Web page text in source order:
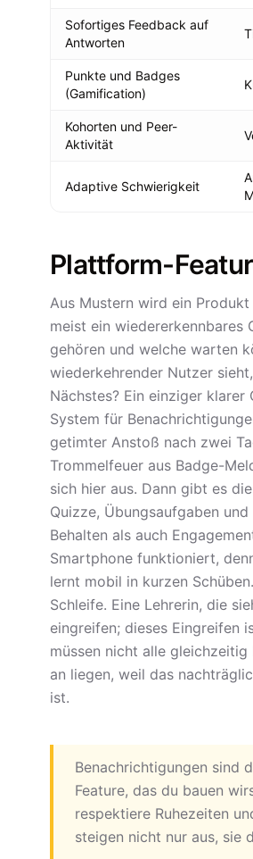
Sofortiges Feedback auf
Antworten
Punkte und Badges
(Gamification)
Kohorten und Peer-
Aktivität
Adaptive Schwierigkeit
Plattform-
Aus Mustern wird ein
meist ein wiedererkennbares
gehören und welche warten
wiederkehrender Nutzer
Nächstes? Ein einziger
System für
getimter Anstoß nach zwei
Trommelfeuer aus Badge-
sich hier aus. Dann gibt es
Quizze, Übungsaufgaben
Behalten als auch
Smartphone funktioniert,
lernt mobil in kurzen
Schleife. Eine Lehrerin, die
eingreifen; dieses Eingreifen
müssen nicht alle
an liegen, weil das
ist.
Benachrichtigungen sind
Feature, das du bauen
respektiere Ruhezeiten
steigen nicht nur aus, sie